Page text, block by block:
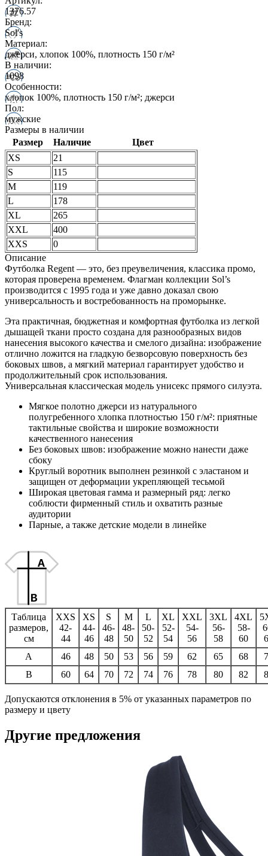
1376.57
Бренд:
Sol's
Материал:
джерси, хлопок 100%, плотность 150 г/м²
В наличии:
1098
Особенности:
хлопок 100%, плотность 150 г/м²; джерси
Пол:
мужские
Размеры в наличии
Размер
Наличие
Цвет
XS
21
S
115
M
119
L
178
XL
265
XXL
400
XXS
0
Описание
Футболка Regent — это, без преувеличения, классика промо,
которая проверена временем. Флагман коллекции Sol’s
производится с 1995 года и уже давно доказал свою
универсальность и востребованность на проморынке.
Эта практичная, бюджетная и комфортная футболка из легкой
дышащей ткани просто создана для разнообразных видов
нанесения высокого качества и смелого дизайна: изображение
отлично ложится на гладкую безворсовую поверхность без
боковых швов, а мягкий материал гарантирует удобство и
продолжительный срок использования.
Универсальная классическая модель унисекс прямого силуэта.
Мягкое полотно джерси из натурального
полугребенного хлопка плотностью 150 г/м²: приятные
тактильные свойства и широкие возможности
качественного нанесения
Без боковых швов: изображение можно нанести даже
сбоку
Круглый воротник выполнен резинкой с эластаном и
защищен от деформации укрепляющей тесьмой
Широкая цветовая гамма и размерный ряд: легко
соблюсти фирменный стиль и охватить разные
аудитории
Парные, а также детские модели в линейке
Таблица
размеров,
см
XXS
42-
44
XS
44-
46
S
46-
48
M
48-
50
L
50-
52
XL
52-
54
XXL
54-
56
3XL
56-
58
4XL
58-
60
A
46 48 50 53 56 59 62 65 68
B
60 64 70 72 74 76 78 80 82
Допускаются отклонения в 5% от указанных параметров по
размеру и цвету
Другие предложения